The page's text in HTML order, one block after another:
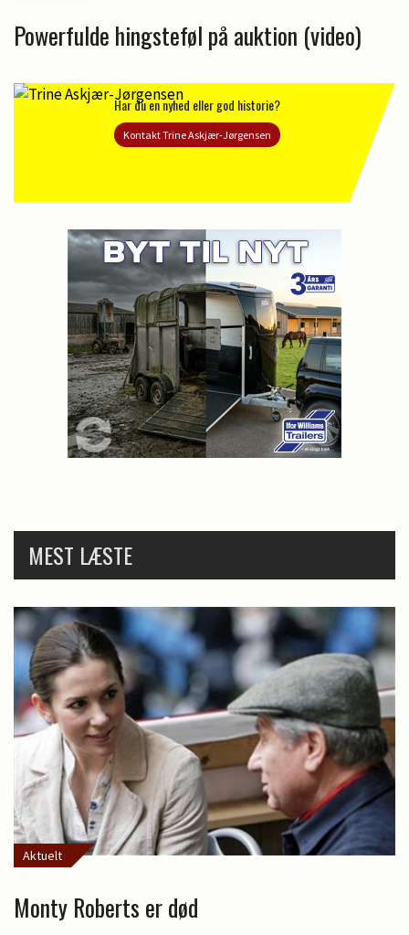
Powerfulde hingsteføl på auktion (video)
Har du en nyhed eller god historie?
Kontakt Trine Askjær-Jørgensen
MEST LÆSTE
Aktuelt
Monty Roberts er død